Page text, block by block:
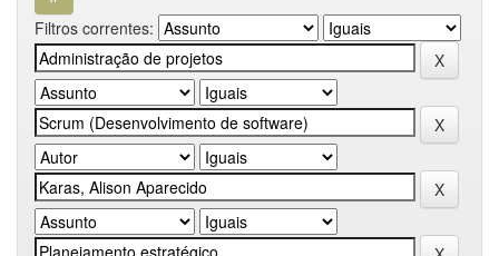
Filtros correntes: